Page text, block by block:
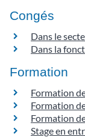
Congés
Dans le
Dans la
Formation
Formation
Formation
Formation
Stage en